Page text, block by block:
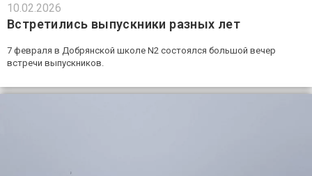
10.02.2026
Встретились выпускники разных лет
7 февраля в Добрянской школе N2 состоялся большой вечер
встречи выпускников.